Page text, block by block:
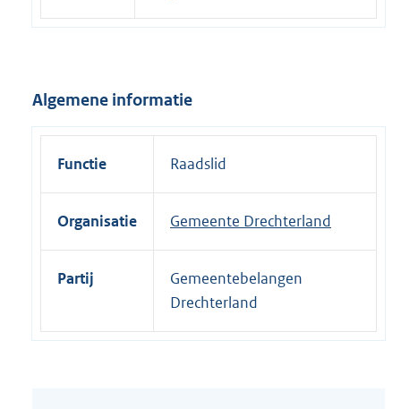
e
n
k
Algemene informatie
Functie Raadslid
Organisatie Gemeente Drechterland
Partij
Gemeentebelangen
Drechterland